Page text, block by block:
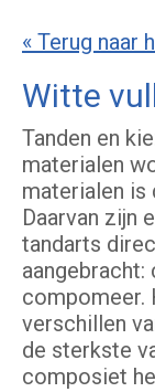
« Terug naar
Witte
Tanden en
materialen
materialen is
Daarvan zijn
tandarts
compomeer.
verschillen
de sterkste
composiet